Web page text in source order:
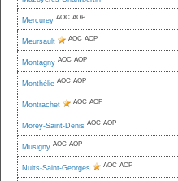
Mercurey AOC AOP
Meursault AOC AOP
Montagny AOC AOP
Monthélie AOC AOP
Montrachet AOC AOP
Morey-Saint-Denis AOC AOP
Musigny AOC AOP
Nuits-Saint-Georges AOC AOP